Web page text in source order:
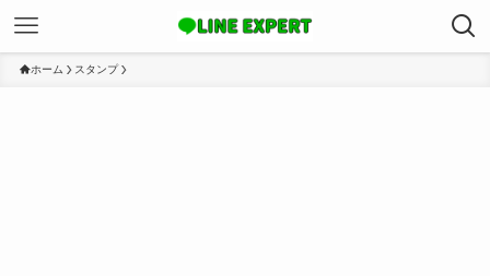
ホーム スタンプ